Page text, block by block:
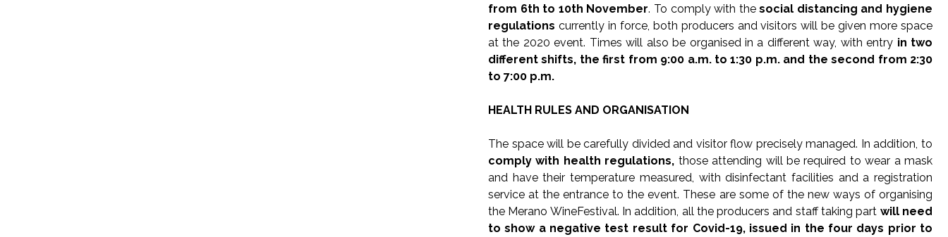
from 6th to 10th November. To comply with thesocial distancing and hygiene
regulations currently in force, both producers and visitors will be given more space
at the 2020 event. Times will also be organised in a different way, with entry in two
different shifts, the first from 9:00 a.m. to 1:30 p.m. and the second from 2:30
to 7:00 p.m.
HEALTH RULES AND ORGANISATION
The space will be carefully divided and visitor flow precisely managed. In addition, to
comply with health regulations, those attending will be required to wear a mask
and have their temperature measured, with disinfectant facilities and a registration
service at the entrance to the event. These are some of the new ways of organising
the Merano WineFestival. In addition, all the producers and staff taking part will need
to show a negative test result for Covid-19, issued in the four days prior to